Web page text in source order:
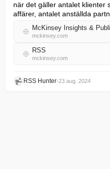
när det gäller antalet klienter
affärer, antalet anställda
McKinsey Insights &
mckinsey.com
RSS
mckinsey.com
RSS Hunter•23 aug. 2024